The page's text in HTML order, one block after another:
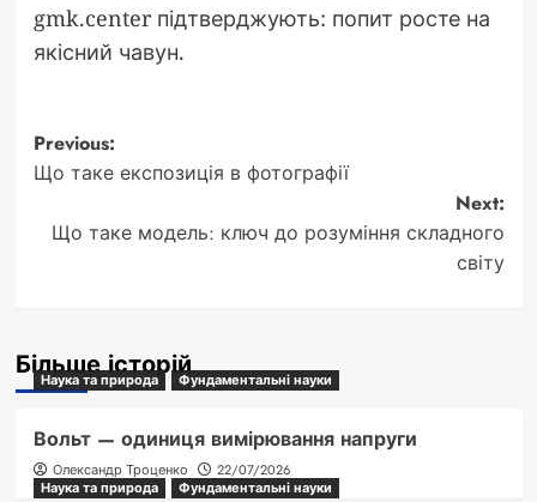
gmk.center підтверджують: попит росте на
якісний чавун.
Post
navigation
Previous:
Що таке експозиція в фотографії
Next:
Що таке модель: ключ до розуміння складного
світу
Більше історій
Наука та природа Фундаментальні науки
Вольт — одиниця вимірювання напруги
Олександр Троценко
22/07/2026
Наука та природа
Фундаментальні науки